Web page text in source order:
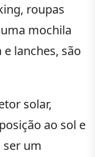
roupas
mochila
lanches, são
solar,
ao sol e
ser um